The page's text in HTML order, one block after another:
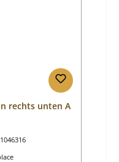
rechts unten A